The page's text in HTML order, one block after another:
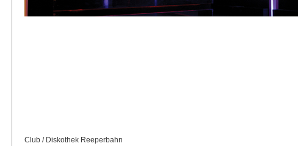
Club / Diskothek Reeperbahn